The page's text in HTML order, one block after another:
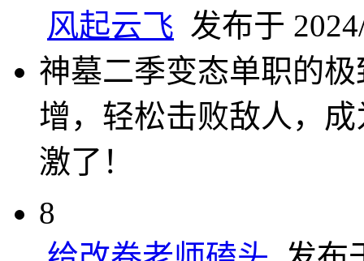
风起云飞 发布于
神墓二季变态单职的
增，轻松击败敌人，
激了！
8